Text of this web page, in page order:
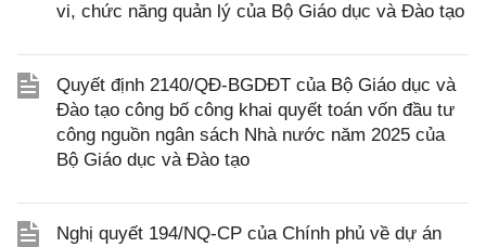
vi, chức năng quản lý của Bộ Giáo dục và Đào tạo
Quyết định 2140/QĐ-BGDĐT của Bộ Giáo dục và
Đào tạo công bố công khai quyết toán vốn đầu tư
công nguồn ngân sách Nhà nước năm 2025 của
Bộ Giáo dục và Đào tạo
Nghị quyết 194/NQ-CP của Chính phủ về dự án